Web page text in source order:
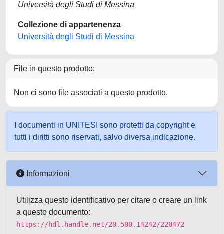
Università degli Studi di Messina
Collezione di appartenenza
Università degli Studi di Messina
File in questo prodotto:
Non ci sono file associati a questo prodotto.
I documenti in UNITESI sono protetti da copyright e
tutti i diritti sono riservati, salvo diversa indicazione.
Informazioni
Utilizza questo identificativo per citare o creare un link
a questo documento:
https://hdl.handle.net/20.500.14242/228472